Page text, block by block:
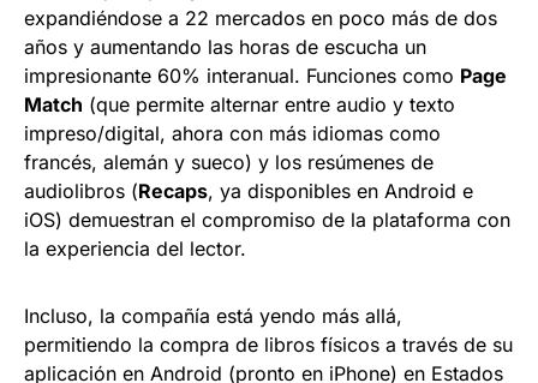
expandiéndose a 22 mercados en poco más de dos
años y aumentando las horas de escucha un
impresionante 60% interanual. Funciones como Page
Match (que permite alternar entre audio y texto
impreso/digital, ahora con más idiomas como
francés, alemán y sueco) y los resúmenes de
audiolibros (Recaps, ya disponibles en Android e
iOS) demuestran el compromiso de la plataforma con
la experiencia del lector.
Incluso, la compañía está yendo más allá,
permitiendo la compra de libros físicos a través de su
aplicación en Android (pronto en iPhone) en Estados